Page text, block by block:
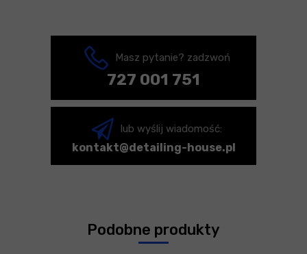
Masz pytanie? zadzwoń
727 001 751
lub wyślij wiadomość:
kontakt@detailing-house.pl
Podobne produkty